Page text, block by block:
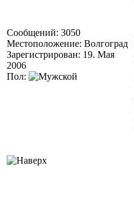
Сообщений: 3050
Местоположение: Волгоград
Зарегистрирован: 19. Мая
2006
Пол: